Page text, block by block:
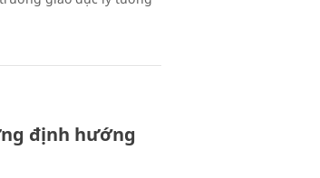
định hướng